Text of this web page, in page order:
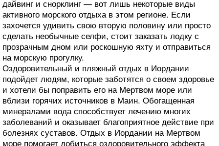
дайвинг и снорклинг — вот лишь некоторые виды
активного морского отдыха в этом регионе. Если
захочется удивить свою вторую половину или просто
сделать необычные селфи, стоит заказать лодку с
прозрачным дном или роскошную яхту и отправиться
на морскую прогулку.
Оздоровительный и пляжный отдых в Иордании
подойдет людям, которые заботятся о своем здоровье
и хотели бы поправить его на Мертвом море или
вблизи горячих источников в Маин. Обогащенная
минералами вода способствует лечению многих
заболеваний и оказывает благоприятное действие при
болезнях суставов. Отдых в Иордании на Мертвом
море помогает добиться оздоровительного эффекта